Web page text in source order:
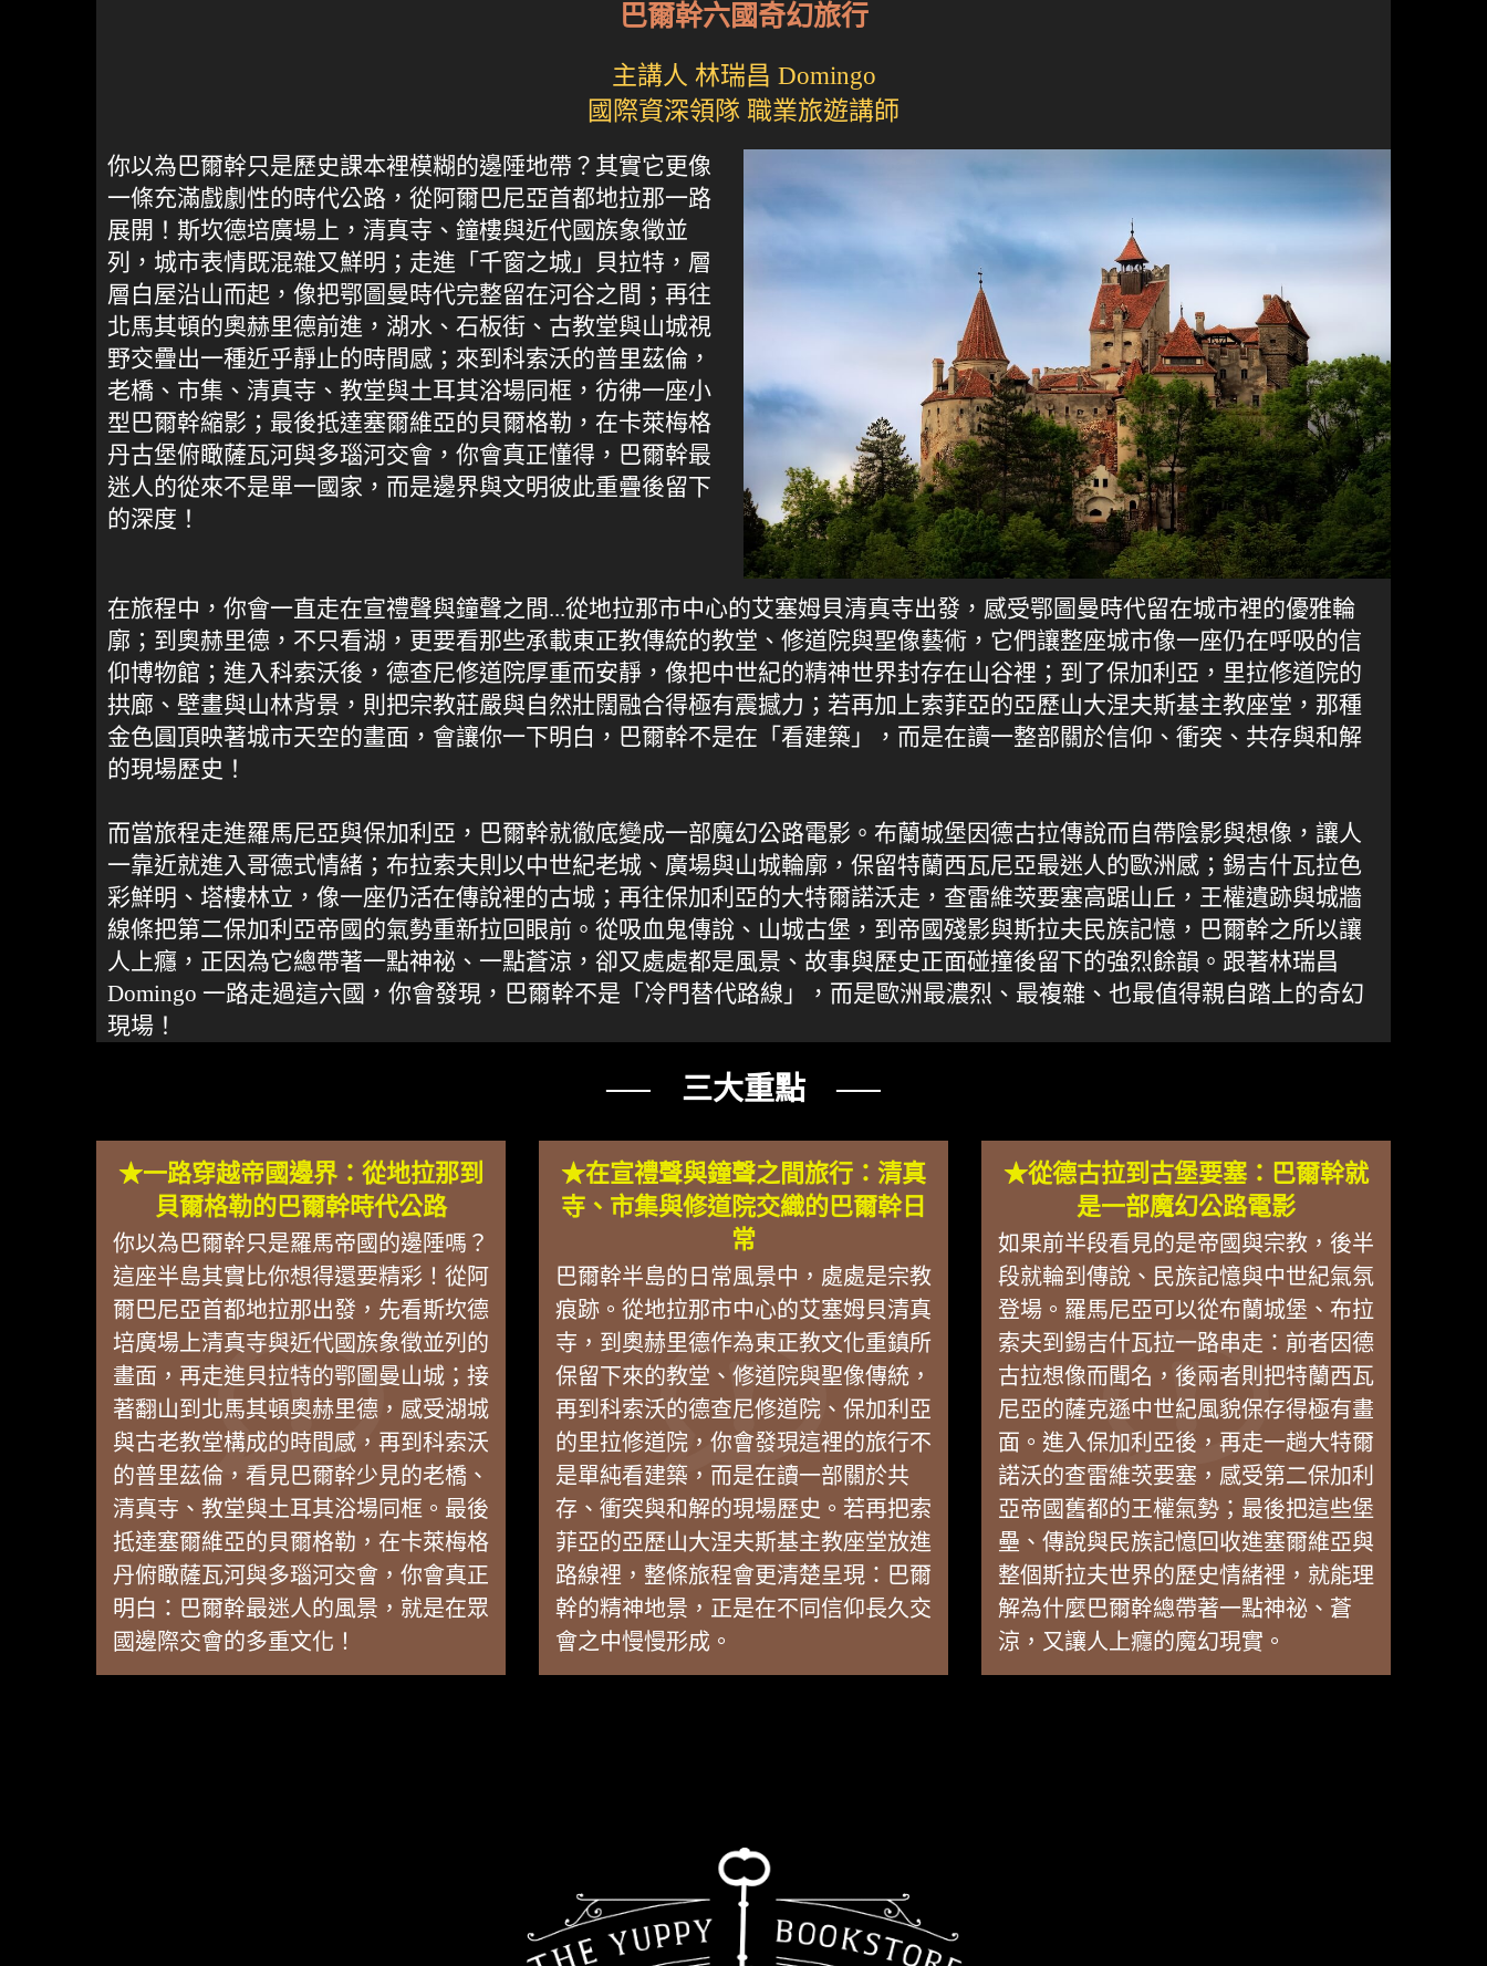
巴爾幹六國奇幻旅行
主講人 林瑞昌 Domingo
國際資深領隊 職業旅遊講師
你以為巴爾幹只是歷史課本裡模糊的邊陲地帶？其實它更像
一條充滿戲劇性的時代公路，從阿爾巴尼亞首都地拉那一路
展開！斯坎德培廣場上，清真寺、鐘樓與近代國族象徵並
列，城市表情既混雜又鮮明；走進「千窗之城」貝拉特，層
層白屋沿山而起，像把鄂圖曼時代完整留在河谷之間；再往
北馬其頓的奧赫里德前進，湖水、石板街、古教堂與山城視
野交疊出一種近乎靜止的時間感；來到科索沃的普里茲倫，
老橋、市集、清真寺、教堂與土耳其浴場同框，彷彿一座小
型巴爾幹縮影；最後抵達塞爾維亞的貝爾格勒，在卡萊梅格
丹古堡俯瞰薩瓦河與多瑙河交會，你會真正懂得，巴爾幹最
迷人的從來不是單一國家，而是邊界與文明彼此重疊後留下
的深度！
在旅程中，你會一直走在宣禮聲與鐘聲之間...從地拉那市中心的艾塞姆貝清真寺出發，感受鄂圖曼時代留在城市裡的優雅輪
廓；到奧赫里德，不只看湖，更要看那些承載東正教傳統的教堂、修道院與聖像藝術，它們讓整座城市像一座仍在呼吸的信
仰博物館；進入科索沃後，德查尼修道院厚重而安靜，像把中世紀的精神世界封存在山谷裡；到了保加利亞，里拉修道院的
拱廊、壁畫與山林背景，則把宗教莊嚴與自然壯闊融合得極有震撼力；若再加上索菲亞的亞歷山大涅夫斯基主教座堂，那種
金色圓頂映著城市天空的畫面，會讓你一下明白，巴爾幹不是在「看建築」，而是在讀一整部關於信仰、衝突、共存與和解
的現場歷史！
而當旅程走進羅馬尼亞與保加利亞，巴爾幹就徹底變成一部魔幻公路電影。布蘭城堡因德古拉傳說而自帶陰影與想像，讓人
一靠近就進入哥德式情緒；布拉索夫則以中世紀老城、廣場與山城輪廓，保留特蘭西瓦尼亞最迷人的歐洲感；錫吉什瓦拉色
彩鮮明、塔樓林立，像一座仍活在傳說裡的古城；再往保加利亞的大特爾諾沃走，查雷維茨要塞高踞山丘，王權遺跡與城牆
線條把第二保加利亞帝國的氣勢重新拉回眼前。從吸血鬼傳說、山城古堡，到帝國殘影與斯拉夫民族記憶，巴爾幹之所以讓
人上癮，正因為它總帶著一點神祕、一點蒼涼，卻又處處都是風景、故事與歷史正面碰撞後留下的強烈餘韻。跟著林瑞昌
Domingo 一路走過這六國，你會發現，巴爾幹不是「冷門替代路線」，而是歐洲最濃烈、最複雜、也最值得親自踏上的奇幻
現場！
── 三大重點 ──
★一路穿越帝國邊界：從地拉那到
貝爾格勒的巴爾幹時代公路
你以為巴爾幹只是羅馬帝國的邊陲嗎？
這座半島其實比你想得還要精彩！從阿
爾巴尼亞首都地拉那出發，先看斯坎德
培廣場上清真寺與近代國族象徵並列的
畫面，再走進貝拉特的鄂圖曼山城；接
著翻山到北馬其頓奧赫里德，感受湖城
與古老教堂構成的時間感，再到科索沃
的普里茲倫，看見巴爾幹少見的老橋、
清真寺、教堂與土耳其浴場同框。最後
抵達塞爾維亞的貝爾格勒，在卡萊梅格
丹俯瞰薩瓦河與多瑙河交會，你會真正
明白：巴爾幹最迷人的風景，就是在眾
國邊際交會的多重文化！
★在宣禮聲與鐘聲之間旅行：清真
寺、市集與修道院交織的巴爾幹日
常
巴爾幹半島的日常風景中，處處是宗教
痕跡。從地拉那市中心的艾塞姆貝清真
寺，到奧赫里德作為東正教文化重鎮所
保留下來的教堂、修道院與聖像傳統，
再到科索沃的德查尼修道院、保加利亞
的里拉修道院，你會發現這裡的旅行不
是單純看建築，而是在讀一部關於共
存、衝突與和解的現場歷史。若再把索
菲亞的亞歷山大涅夫斯基主教座堂放進
路線裡，整條旅程會更清楚呈現：巴爾
幹的精神地景，正是在不同信仰長久交
會之中慢慢形成。
★從德古拉到古堡要塞：巴爾幹就
是一部魔幻公路電影
如果前半段看見的是帝國與宗教，後半
段就輪到傳說、民族記憶與中世紀氣氛
登場。羅馬尼亞可以從布蘭城堡、布拉
索夫到錫吉什瓦拉一路串走：前者因德
古拉想像而聞名，後兩者則把特蘭西瓦
尼亞的薩克遜中世紀風貌保存得極有畫
面。進入保加利亞後，再走一趟大特爾
諾沃的查雷維茨要塞，感受第二保加利
亞帝國舊都的王權氣勢；最後把這些堡
壘、傳說與民族記憶回收進塞爾維亞與
整個斯拉夫世界的歷史情緒裡，就能理
解為什麼巴爾幹總帶著一點神祕、蒼
涼，又讓人上癮的魔幻現實。